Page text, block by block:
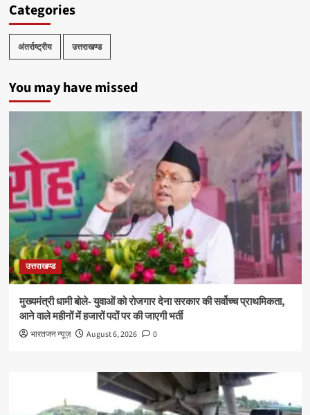
Categories
अंतर्राष्ट्रीय उत्तराखण्ड
You may have missed
उत्तराखण्ड
मुख्यमंत्री धामी बोले- युवाओं को रोजगार देना सरकार की सर्वोच्च प्राथमिकता,
आने वाले महीनों में हजारों पदों पर की जाएगी भर्ती
भारतजन न्यूज़ August 6, 2026 0